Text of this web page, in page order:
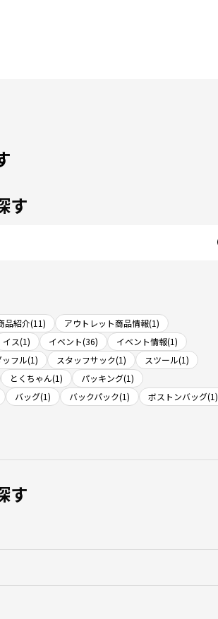
す
品紹介(11)
アウトレット商品情報(1)
イス(1) イベント(36)
イベント情報(1)
ッフル(1) スタッフサック(1)
スツール(1)
とくちゃん(1)
パッキング(1)
バッグ(1) バックパック(1)
ボストンバッグ(1)
す